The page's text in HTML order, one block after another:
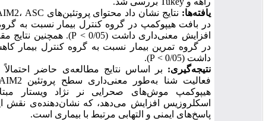
نتایج نشان داد محتوای پروتئین‌های AIM2، ASC و Caspase-1
بافت هیپوکمپ در گروه کنترل بیمار نسبت به گروه کنترل سالم
افزایش معنی‌داری داشت (0/05 > P). همچنین نتایج مقادیر پروتئین‌ها
گروه تمرین بیمار نسبت به گروه کنترل بیمار کاهش معنی‌داری
بر اساس نتایج مطالعه‌ی حاضر احتمالاً می‌توان گفت
فعالیت شنا به‌طور معنی‌داری سطح پروتئین AIM2 را در بافت
موش‌های صحرایی نر نژاد ویستار مبتلا به مالتیپل
افزایش می‌دهد، که نشان‌دهنده‌ی نقش این پروتئین در
ایمنی و التهابی مرتبط با بیماری است.